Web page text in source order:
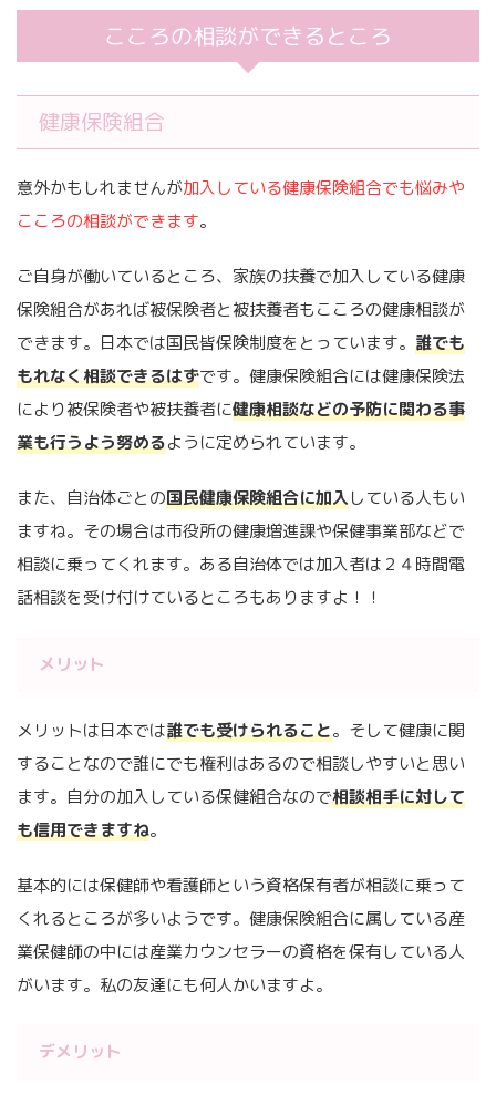
こころの相談ができるところ
健康保険組合
意外かもしれませんが加入している健康保険組合でも悩みや
こころの相談ができます。
ご自身が働いているところ、家族の扶養で加入している健康
保険組合があれば被保険者と被扶養者もこころの健康相談が
できます。日本では国民皆保険制度をとっています。 誰でも
もれなく相談できるはずです。健康保険組合には健康保険法
により被保険者や被扶養者に健康相談などの予防に関わる事
業も行うよう努めるように定められています。
また、自治体ごとの国民健康保険組合に加入している人もい
ますね。その場合は市役所の健康増進課や保健事業部などで
相談に乗ってくれます。ある自治体では加入者は２４時間電
話相談を受け付けているところもありますよ！！
メリット
メリットは日本では誰でも受けられること。そして健康に関
することなので誰にでも権利はあるので相談しやすいと思い
ます。自分の加入している保健組合なので相談相手に対して
も信用できますね。
基本的には保健師や看護師という資格保有者が相談に乗って
くれるところが多いようです。健康保険組合に属している産
業保健師の中には産業カウンセラーの資格を保有している人
がいます。私の友達にも何人かいますよ。
デメリット